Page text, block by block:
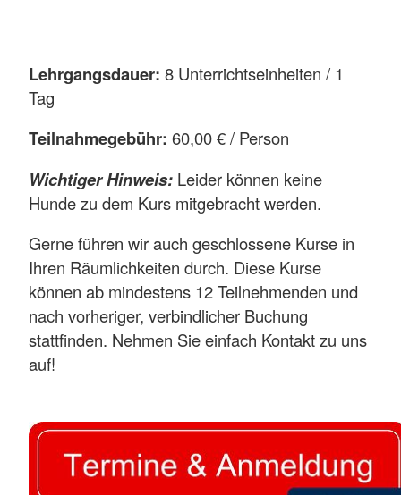
Lehrgangsdauer: 8 Unterrichtseinheiten / 1
Tag
Teilnahmegebühr: 60,00 € / Person
Wichtiger Hinweis: Leider können keine
Hunde zu dem Kurs mitgebracht werden.
Gerne führen wir auch geschlossene Kurse in
Ihren Räumlichkeiten durch. Diese Kurse
können ab mindestens 12 Teilnehmenden und
nach vorheriger, verbindlicher Buchung
stattfinden. Nehmen Sie einfach Kontakt zu uns
auf!